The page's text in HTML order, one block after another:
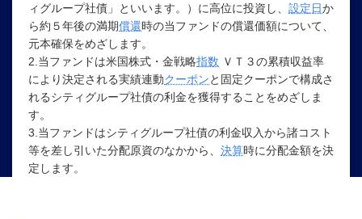
ィグループ社債」といいます。）に高位に投資し、 設定日か
ら約５年後の満期償還時の当ファンドの償還価額について、
元本確保をめざします。
2.当ファンドは米国株式・金戦略指数 ＶＴ３の累積収益率
により決定される実績連動クーポンと固定クーポンで構成さ
れるシティグループ社債の利金を獲得することをめざしま
す。
3.当ファンドはシティグループ社債の利⾦収⼊から諸コスト
等を差し引いた分配原資のなかから、 決算時に分配⾦額を決
定します。